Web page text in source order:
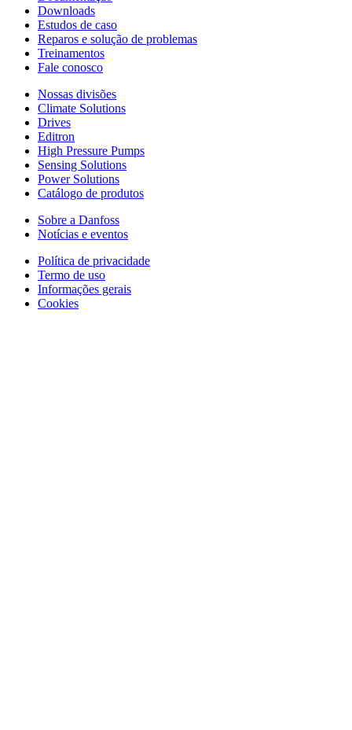
Downloads
Estudos de caso
Reparos e solução de problemas
Treinamentos
Fale conosco
Nossas divisões
Climate Solutions
Drives
Editron
High Pressure Pumps
Sensing Solutions
Power Solutions
Catálogo de produtos
Sobre a Danfoss
Notícias e eventos
Política de privacidade
Termo de uso
Informações gerais
Cookies